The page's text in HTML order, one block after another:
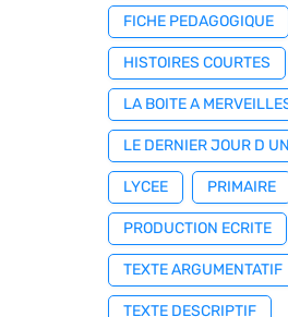
FICHE PEDAGOGIQUE
HISTOIRES COURTES
LA BOITE A
LE DERNIER JOUR D
LYCEE PRIMAIRE
PRODUCTION ECRITE
TEXTE ARGUMENTATIF
TEXTE DESCRIPTIF